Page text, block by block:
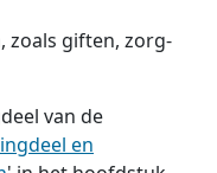
zoals giften, zorg-
van de
en